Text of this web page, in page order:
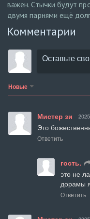
важен. Стычки будут
двумя парнями ещё
Комментарии
Новые
Мистер зи
Это
Ответить
гость.
это не
дорамы
Ответить